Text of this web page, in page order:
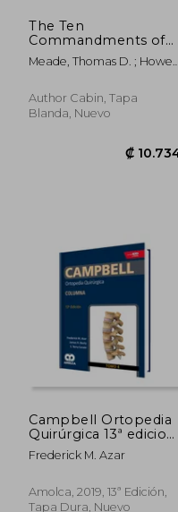
The Ten
Commandments of
Calipered
Kinematically Aligned
Arthroplasty (en
Inglés)
Meade, Thomas D. ; Howell,
Author Cabin, Tapa
Blanda, Nuevo
Campbell Ortopedia
Quirúrgica 13ª edicion.
Columna tomo 4.
Incluye e-book
Frederick M. Azar
Amolca, 2019, 13ª Edición,
Tapa Dura, Nuevo